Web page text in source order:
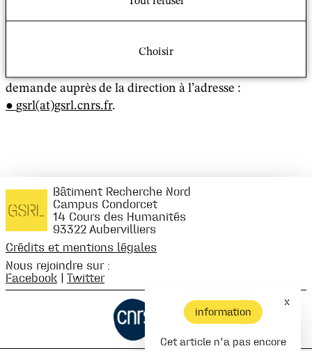
ouvrent à un champ d'étude bien plus vaste.
membres du GSRL. Les membres extérieurs au
demande auprès de la direction à l’adresse :
gsrl(at)gsrl.cnrs.fr.
x
information
Cet article n'a pas encore
Choisir
Bâtiment Recherche Nord
Campus Condorcet
14 Cours des Humanités
93322 Aubervilliers
Crédits et mentions légales
Nous rejoindre sur :
Facebook | Twitter